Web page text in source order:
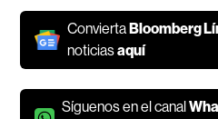
ConviertaBloomberg
noticiasaquí
Síguenos en el canal